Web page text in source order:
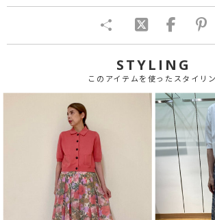
STYLING
このアイテムを使ったスタイリ